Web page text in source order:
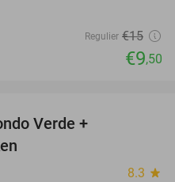
Regulier €15
€9,50
Verde +
8.3 star